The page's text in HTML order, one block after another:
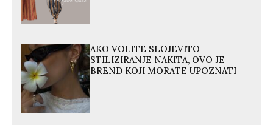
AKO VOLITE SLOJEVITO
STILIZIRANJE NAKITA, OVO JE
BREND KOJI MORATE UPOZNATI